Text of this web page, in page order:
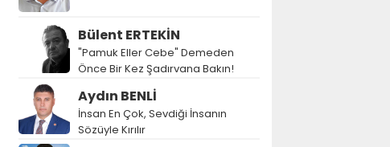
Bülent ERTEKİN
"Pamuk Eller Cebe" Demeden
Önce Bir Kez Şadırvana Bakın!
Aydın BENLİ
İnsan En Çok, Sevdiği İnsanın
Sözüyle Kırılır